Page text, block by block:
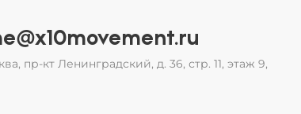
пр-кт Ленинградский, д. 36, стр. 11, этаж 9,